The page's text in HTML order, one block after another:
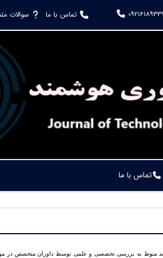
تماس با ما سوالات
تماس با ما
منوط به بررسی تخصصی و علمی توسط داوران متخصص در